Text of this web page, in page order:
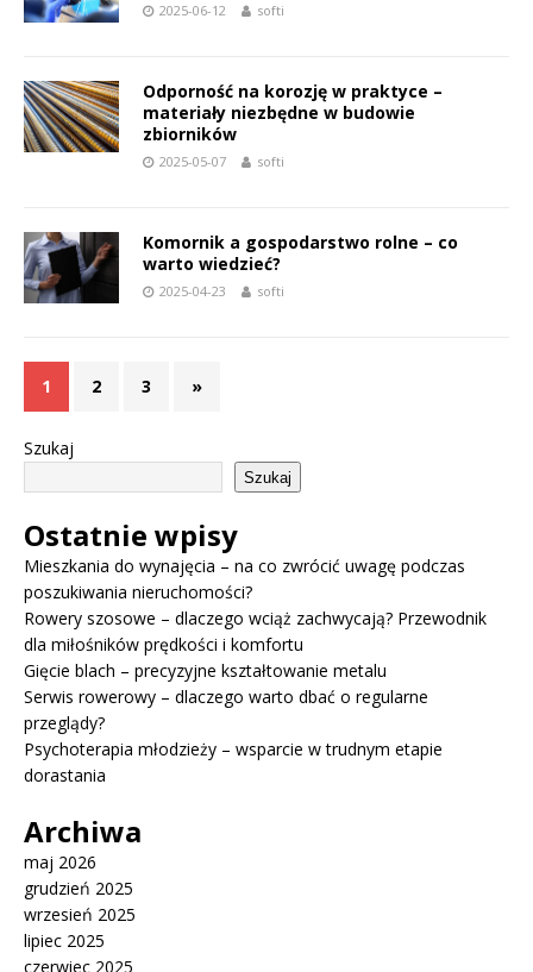
2025-06-12 softi
Odporność na korozję w praktyce –
materiały niezbędne w budowie
zbiorników
2025-05-07 softi
Komornik a gospodarstwo rolne – co
warto wiedzieć?
2025-04-23 softi
1 2 3 »
Szukaj
Szukaj
Ostatnie wpisy
Mieszkania do wynajęcia – na co zwrócić uwagę podczas
poszukiwania nieruchomości?
Rowery szosowe – dlaczego wciąż zachwycają? Przewodnik
dla miłośników prędkości i komfortu
Gięcie blach – precyzyjne kształtowanie metalu
Serwis rowerowy – dlaczego warto dbać o regularne
przeglądy?
Psychoterapia młodzieży – wsparcie w trudnym etapie
dorastania
Archiwa
maj 2026
grudzień 2025
wrzesień 2025
lipiec 2025
czerwiec 2025